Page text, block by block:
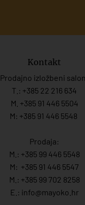
Kontakt
Prodajno izložbeni
T.: +385 22 216 634
M. +385 91 446 5504
M: +385 91 446 5548
Prodaja:
M.: +385 99 446 5548
M: +385 91 446 5547
M.: +385 99 702 8258
E.: info@mayoko. hr